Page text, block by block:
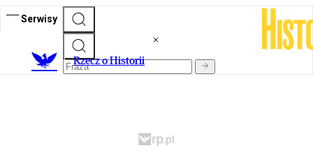
Serwisy
Rzecz o Historii